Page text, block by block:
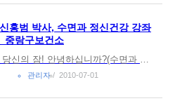
신홍범 박사, 수면과 정신건강 강좌
_중랑구보건소
관리자 2010-07-01